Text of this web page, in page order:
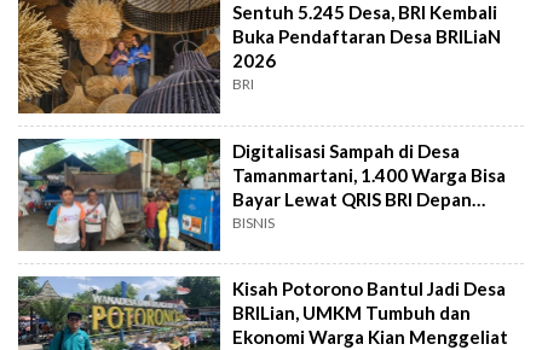
Sentuh 5.245 Desa, BRI Kembali
Buka Pendaftaran Desa BRILiaN
2026
BRI
Digitalisasi Sampah di Desa
Tamanmartani, 1.400 Warga Bisa
Bayar Lewat QRIS BRI Depan
Rumah
BISNIS
Kisah Potorono Bantul Jadi Desa
BRILian, UMKM Tumbuh dan
Ekonomi Warga Kian Menggeliat